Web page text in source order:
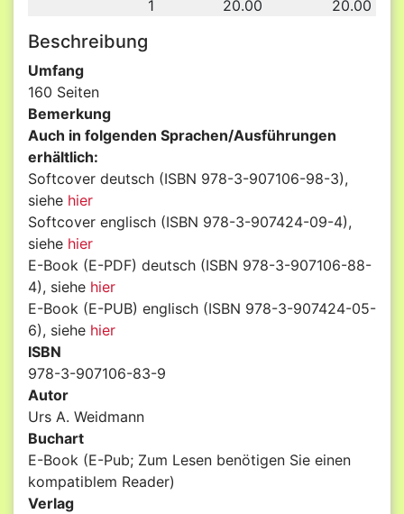
1
20.00 20.00
Beschreibung
Umfang
160 Seiten
Bemerkung
Auch in folgenden Sprachen/Ausführungen
erhältlich:
Softcover deutsch (ISBN 978-3-907106-98-3),
siehe hier
Softcover englisch (ISBN 978-3-907424-09-4),
siehe hier
E-Book (E-PDF) deutsch (ISBN 978-3-907106-88-
4), siehe hier
E-Book (E-PUB) englisch (ISBN 978-3-907424-05-
6), siehe hier
ISBN
978-3-907106-83-9
Autor
Urs A. Weidmann
Buchart
E-Book (E-Pub; Zum Lesen benötigen Sie einen
kompatiblem Reader)
Verlag